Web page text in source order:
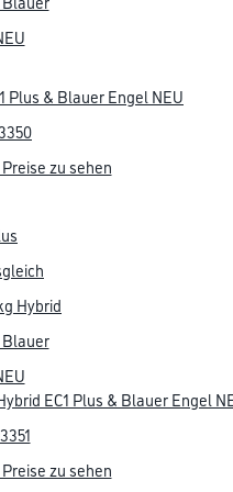
Plus & Blauer Engel NEU
zu sehen
EC1 Plus & Blauer Engel
zu sehen